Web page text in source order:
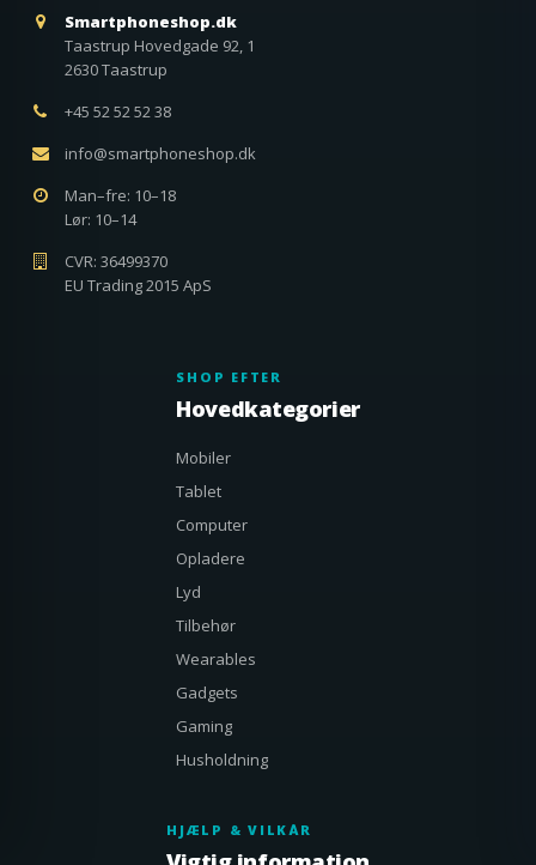
Smartphoneshop.dk
Taastrup Hovedgade 92, 1
2630 Taastrup
+45 52 52 52 38
info@smartphoneshop.dk
Man–fre: 10–18
Lør: 10–14
CVR: 36499370
EU Trading 2015 ApS
SHOP EFTER
Hovedkategorier
Mobiler
Tablet
Computer
Opladere
Lyd
Tilbehør
Wearables
Gadgets
Gaming
Husholdning
HJÆLP & VILKÅR